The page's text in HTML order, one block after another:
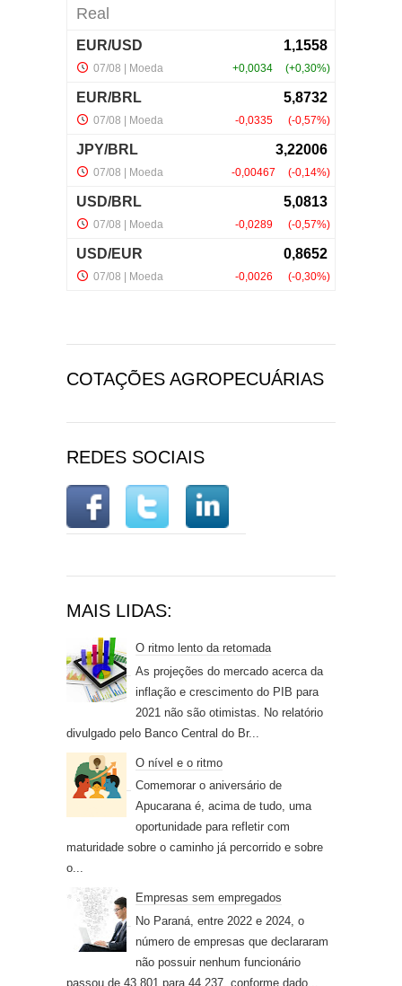
COTAÇÕES AGROPECUÁRIAS
REDES SOCIAIS
MAIS LIDAS:
O ritmo lento da retomada
As projeções do mercado acerca da
inflação e crescimento do PIB para
2021 não são otimistas. No relatório
divulgado pelo Banco Central do Br...
O nível e o ritmo
Comemorar o aniversário de
Apucarana é, acima de tudo, uma
oportunidade para refletir com
maturidade sobre o caminho já percorrido e sobre
o...
Empresas sem empregados
No Paraná, entre 2022 e 2024, o
número de empresas que declararam
não possuir nenhum funcionário
passou de 43.801 para 44.237, conforme dado...